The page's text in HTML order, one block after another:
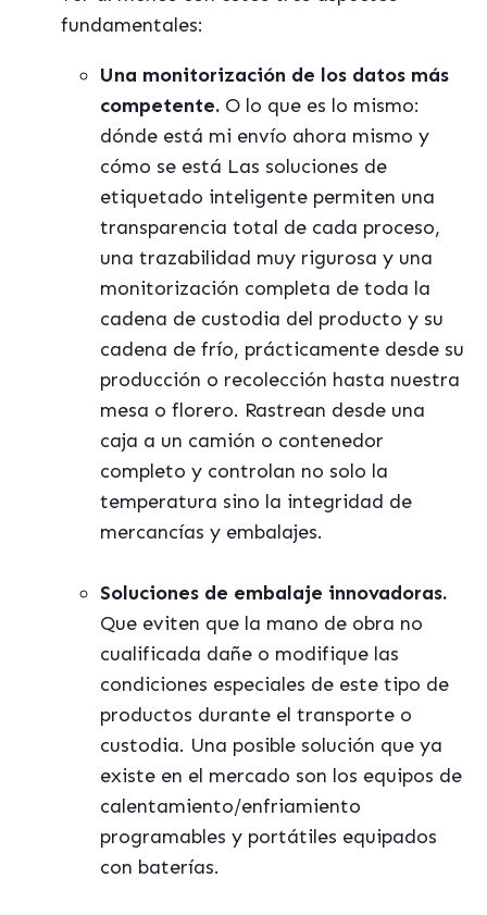
fundamentales:
Una monitorización de los datos más
competente. O lo que es lo mismo:
dónde está mi envío ahora mismo y
cómo se está Las soluciones de
etiquetado inteligente permiten una
transparencia total de cada proceso,
una trazabilidad muy rigurosa y una
monitorización completa de toda la
cadena de custodia del producto y su
cadena de frío, prácticamente desde su
producción o recolección hasta nuestra
mesa o florero. Rastrean desde una
caja a un camión o contenedor
completo y controlan no solo la
temperatura sino la integridad de
mercancías y embalajes.
Soluciones de embalaje innovadoras.
Que eviten que la mano de obra no
cualificada dañe o modifique las
condiciones especiales de este tipo de
productos durante el transporte o
custodia. Una posible solución que ya
existe en el mercado son los equipos de
calentamiento/enfriamiento
programables y portátiles equipados
con baterías.